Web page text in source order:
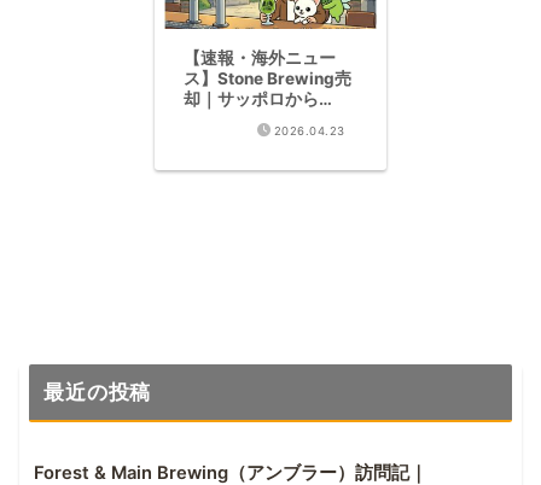
【速報・海外ニュー
ス】Stone Brewing売
却｜サッポロから
Firestone Walker・
2026.04.23
最近の投稿
Forest & Main Brewing（アンブラー）訪問記｜